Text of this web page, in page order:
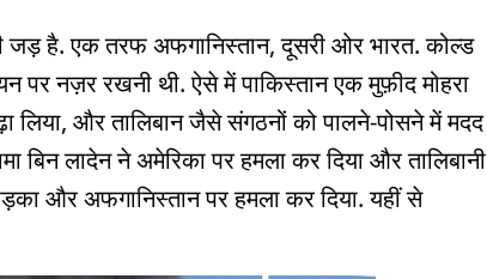
जड़ है. एक तरफ अफगानिस्तान, दूसरी ओर भारत. कोल्ड
पर नज़र रखनी थी. ऐसे में पाकिस्तान एक मुफ़ीद मोहरा
लिया, और तालिबान जैसे संगठनों को पालने-पोसने में मदद
लादेन ने अमेरिका पर हमला कर दिया और तालिबानी
और अफगानिस्तान पर हमला कर दिया. यहीं से